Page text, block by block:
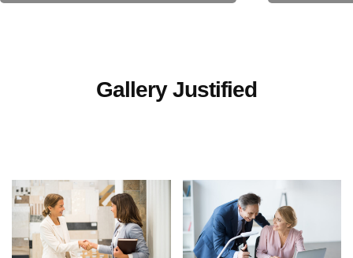
Gallery Justified